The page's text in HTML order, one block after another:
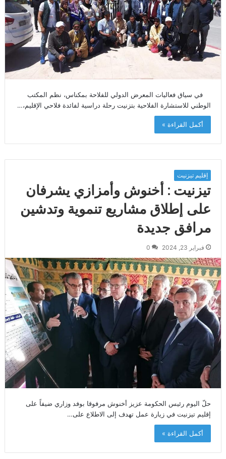
في سياق فعاليات المعرض الدولي للفلاحة بمكناس، نظم المكتب
الوطني للاستشارة الفلاحية بتزنيت رحلة دراسية لفائدة فلاحي الإقليم،…
أكمل القراءة »
إقليم تيزنيت
تيزنيت : أخنوش وأمزازي يشرفان
على إطلاق مشاريع تنموية وتدشين
مرافق جديدة
فبراير 23, 2024 0
حلّ اليوم رئيس الحكومة عزيز أخنوش مرفوقا بوفد وزاري ضيفاً على
إقليم تيزنيت في زيارة عمل تهدف إلى الاطلاع على…
أكمل القراءة »